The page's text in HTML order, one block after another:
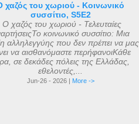
χαζός του χωριού - Κοινωνικό
συσσίτιο, S5E2
Ο χαζός του χωριού - Τελευταίες
κοινωνικό συσσίτιο: Μια
αλληλεγγύης που δεν πρέπει να μας
να αισθανόμαστε περήφανοιΚάθε
σε δεκάδες πόλεις της Ελλάδας,
εθελοντές,...
Jun-26 - 2026 | More ->